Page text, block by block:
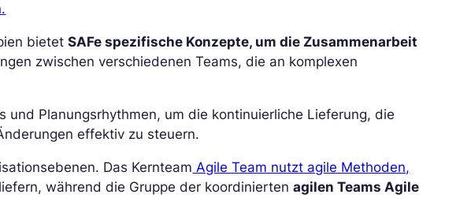
bietetSAFe spezifische Konzepte, um die Zusammenarbeit
zwischen verschiedenen Teams, die an komplexen
und Planungsrhythmen, um die kontinuierliche Lieferung, die
effektiv zu steuern.
Das Kernteam Agile Team nutzt agile Methoden,
während die Gruppe der koordiniertenagilen Teams Agile